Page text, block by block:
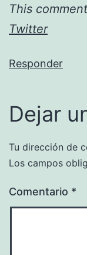
This
Twitter
Responder
Dejar
Tu dirección de
Los campos
Comentario *